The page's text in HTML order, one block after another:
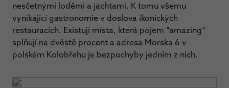
nesčetnými loděmi a jachtami. K tomu všemu
vynikající gastronomie v doslova ikonických
restauracích. Existují místa, která pojem “amazing”
splňují na dvěstě procent a adresa Morska 6 v
polském Kolobřehu je bezpochyby jedním z nich.